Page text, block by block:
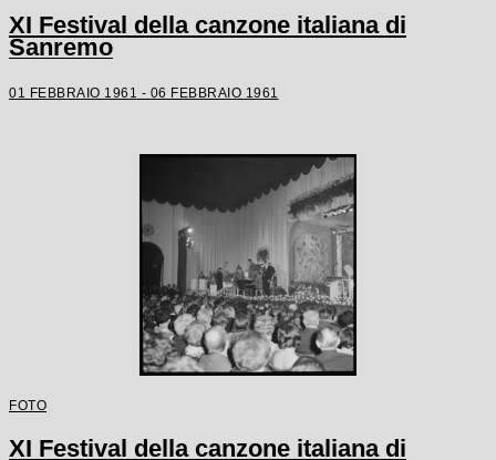
XI Festival della canzone italiana di
Sanremo
01 FEBBRAIO 1961 - 06 FEBBRAIO 1961
FOTO
XI Festival della canzone italiana di